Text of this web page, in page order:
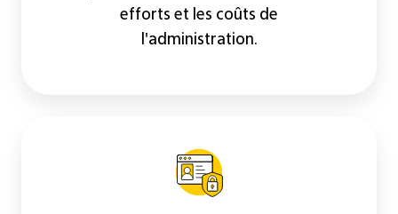
efforts et les coûts de
l'administration.